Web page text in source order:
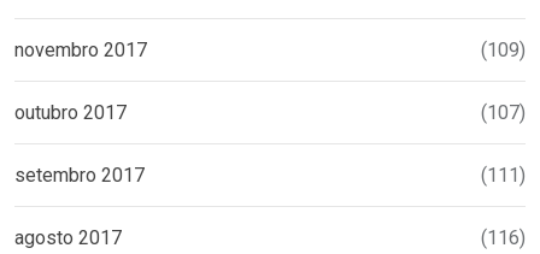
novembro 2017 (109)
outubro 2017 (107)
setembro 2017 (111)
agosto 2017 (116)